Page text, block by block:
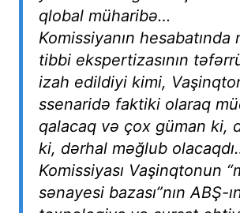
qlobal müharibə…
Komissiyanın
tibbi ekspertizasının
izah edildiyi kimi,
ssenaridə faktiki olaraq
qalacaq və çox güman ki,
ki, dərhal məğlub
Komissiyası Vaşinqtonun
sənayesi bazası”nın ABŞ-